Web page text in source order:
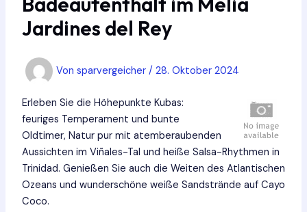
Jardines del Rey
Von sparvergeicher / 28. Oktober 2024
Erleben Sie die Höhepunkte Kubas:
feuriges Temperament und bunte
Oldtimer, Natur pur mit atemberaubenden
Aussichten im Viñales-Tal und heiße Salsa-Rhythmen in
Trinidad. Genießen Sie auch die Weiten des Atlantischen
Ozeans und wunderschöne weiße Sandstrände auf Cayo
Coco.